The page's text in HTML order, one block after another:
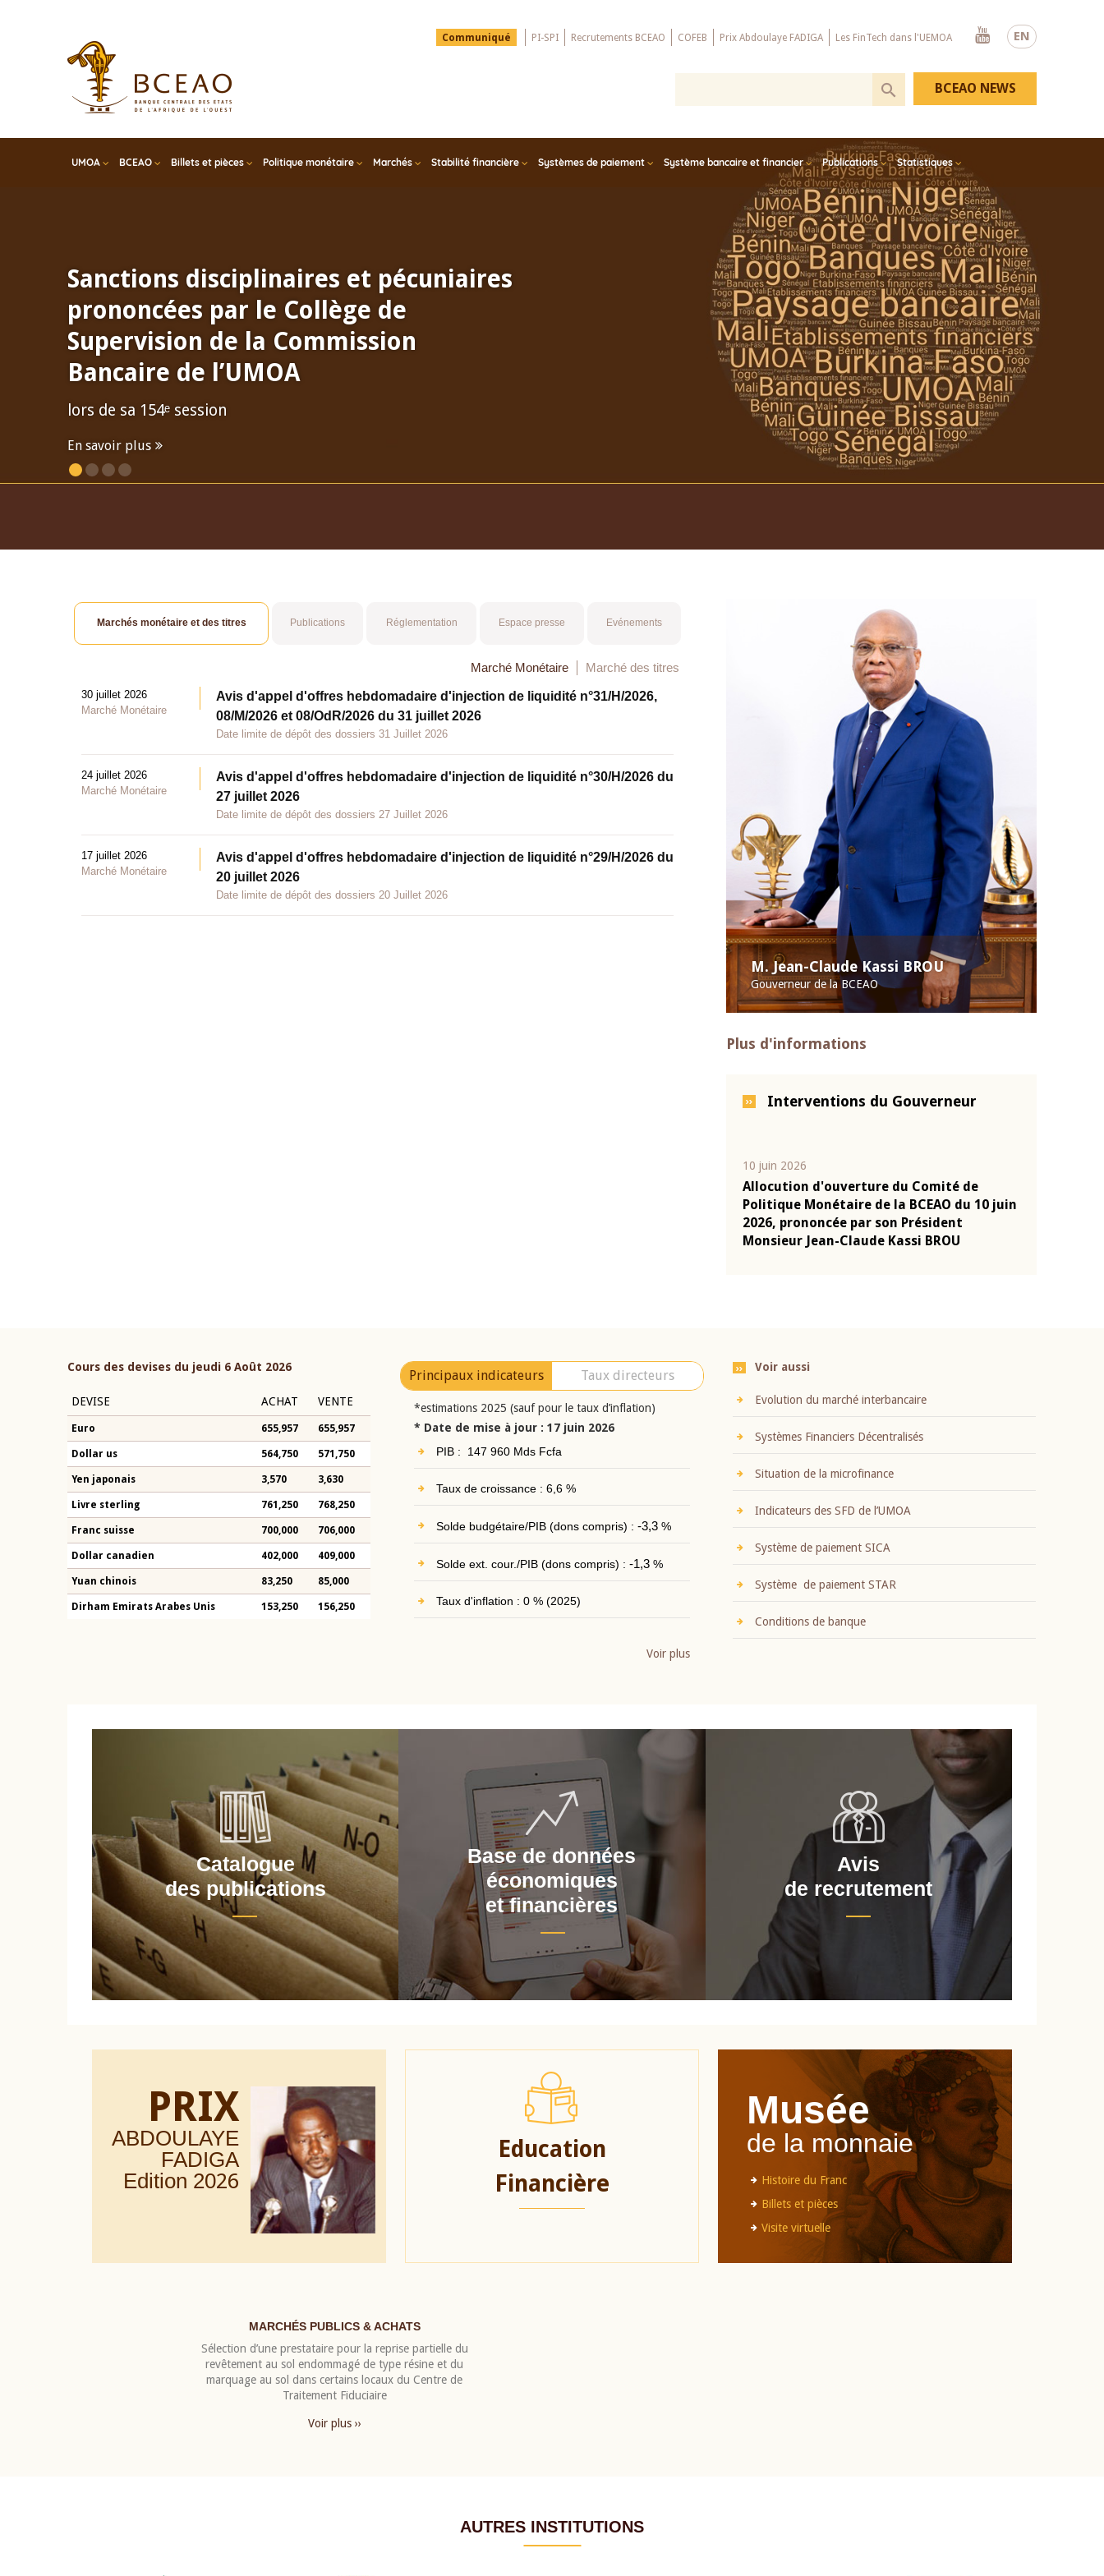
EN
Menu
Top
Communiqué PI-SPI Recrutements BCEAO COFEB Prix Abdoulaye FADIGA Les FinTech dans l'UEMOA
Youtube
UMOA BCEAO Billets et pièces Politique monétaire Marchés Stabilité financière Systèmes de paiement Système bancaire et financier Publications Statistiques
BCEAO NEWS
Sanctions disciplinaires et pécuniaires
prononcées par le Collège de
Supervision de la Commission
Bancaire de l’UMOA
lors de sa 154ᵉ session
En savoir plus
M. Jean-Claude Kassi BROU
Gouverneur de la BCEAO
Plus d'informations
Interventions du Gouverneur
10 juin 2026
Allocution d'ouverture du Comité de
Politique Monétaire de la BCEAO du 10 juin
2026, prononcée par son Président
Monsieur Jean-Claude Kassi BROU
Marchés monétaire et des titres Publications Réglementation Espace presse Evénements
Marché Monétaire Marché des titres
30 juillet 2026
Marché Monétaire
Avis d'appel d'offres hebdomadaire d'injection de liquidité n°31/H/2026,
08/M/2026 et 08/OdR/2026 du 31 juillet 2026
Date limite de dépôt des dossiers 31 Juillet 2026
24 juillet 2026
Marché Monétaire
Avis d'appel d'offres hebdomadaire d'injection de liquidité n°30/H/2026 du
27 juillet 2026
Date limite de dépôt des dossiers 27 Juillet 2026
17 juillet 2026
Marché Monétaire
Avis d'appel d'offres hebdomadaire d'injection de liquidité n°29/H/2026 du
20 juillet 2026
Date limite de dépôt des dossiers 20 Juillet 2026
Cours des devises du jeudi 6 Août 2026
DEVISE ACHAT VENTE
Euro 655,957 655,957
Dollar us 564,750 571,750
Yen japonais 3,570 3,630
Livre sterling 761,250 768,250
Franc suisse 700,000 706,000
Dollar canadien 402,000 409,000
Yuan chinois 83,250 85,000
Dirham Emirats Arabes Unis 153,250 156,250
Principaux indicateurs Taux directeurs
*estimations 2025 (sauf pour le taux d’inflation)
* Date de mise à jour : 17 juin 2026
PIB : 147 960 Mds Fcfa
Taux de croissance : 6,6 %
Solde budgétaire/PIB (dons compris) : -3,3%
Solde ext. cour./PIB (dons compris) : -1,3%
Taux d'inflation : 0 % (2025)
Voir plus
Voir aussi
Evolution du marché interbancaire
Systèmes Financiers Décentralisés
Situation de la microfinance
Indicateurs des SFD de l’UMOA
Système de paiement SICA
Système de paiement STAR
Conditions de banque
Catalogue
des publications
Base de données
économiques
et financières
Avis
de recrutement
PRIX
ABDOULAYE
FADIGA
Edition 2026
Education
Financière
Musée
de la monnaie
Histoire du Franc
Billets et pièces
Visite virtuelle
MARCHÉS PUBLICS & ACHATS
Sélection d’une prestataire pour la reprise partielle du
revêtement au sol endommagé de type résine et du
marquage au sol dans certains locaux du Centre de
Traitement Fiduciaire
Voir plus ››
AUTRES INSTITUTIONS